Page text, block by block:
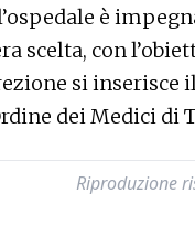
è
scelta, con
si inserisce
dei Medici di
Riproduzione